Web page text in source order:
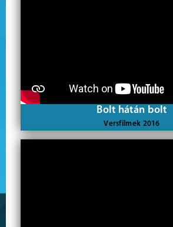
Bolt hátán bolt
Versfilmek 2016